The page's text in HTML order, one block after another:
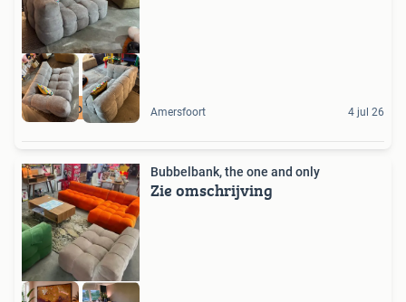
Showroommodel Amersfoort 4 jul 26
Bubbelbank, the one and only
Zie omschrijving